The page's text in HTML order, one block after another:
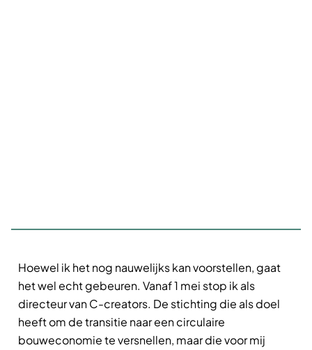
Hoewel ik het nog nauwelijks kan voorstellen, gaat
het wel echt gebeuren. Vanaf 1 mei stop ik als
directeur van C-creators. De stichting die als doel
heeft om de transitie naar een circulaire
bouweconomie te versnellen, maar die voor mij